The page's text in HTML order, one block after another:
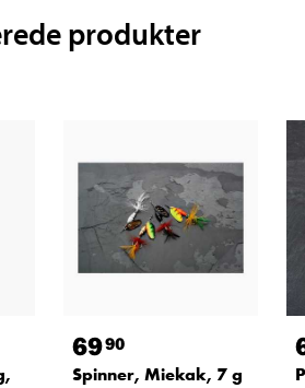
produkter
6990
Spinner, Miekak, 7 g